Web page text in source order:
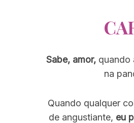
Sabe, amor,quando
na
Quando qualquer
de angustiante, eu